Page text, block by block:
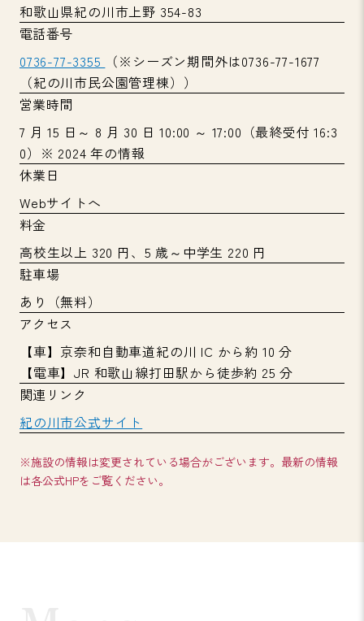
和歌山県紀の川市上野 354-83
電話番号
0736-77-3355
（※シーズン期間外は0736-77-1677
（紀の川市民公園管理棟））
営業時間
7 月 15 日～ 8 月 30 日 10:00 ～ 17:00（最終受付 16:3
0）※ 2024 年の情報
休業日
Webサイトへ
料金
高校生以上 320 円、5 歳～中学生 220 円
駐車場
あり（無料）
アクセス
【車】京奈和自動車道紀の川 IC から約 10 分
【電車】JR 和歌山線打田駅から徒歩約 25 分
関連リンク
紀の川市公式サイト
※施設の情報は変更されている場合がございます。最新の情報
は各公式HPをご覧ください。